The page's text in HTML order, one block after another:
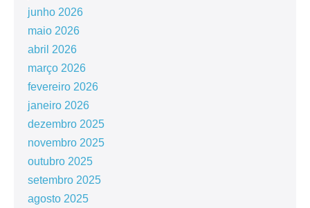
junho 2026
maio 2026
abril 2026
março 2026
fevereiro 2026
janeiro 2026
dezembro 2025
novembro 2025
outubro 2025
setembro 2025
agosto 2025